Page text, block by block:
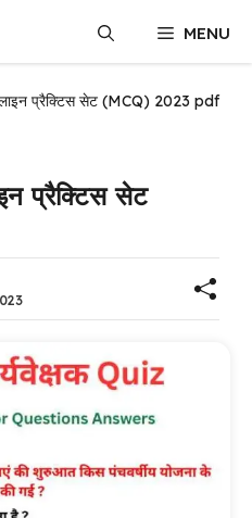
MENU
प्रैक्टिस सेट (MCQ) 2023 pdf
प्रैक्टिस सेट